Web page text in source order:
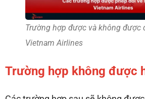
Trường hợp được và không được
Vietnam Airlines
Trường hợp không được